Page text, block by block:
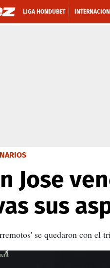
LIGA HONDUBET
Jose
sus
se quedaron con el
X